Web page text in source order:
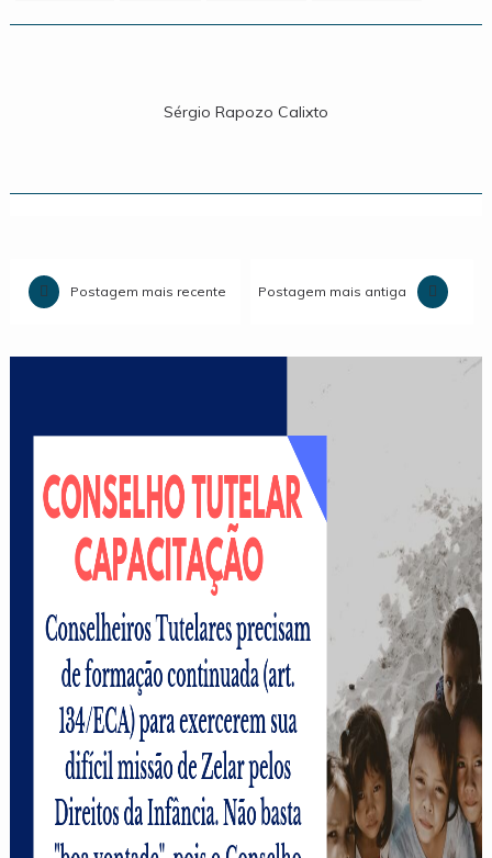
Sérgio Rapozo Calixto
Postagem mais recente Postagem mais antiga